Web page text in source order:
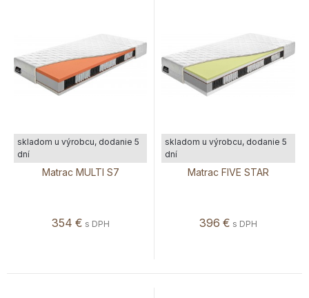
Matrac MULTI S7
skladom u výrobcu, dodanie 5
dní
354 € s DPH
Matrac FIVE STAR
skladom u výrobcu, dodanie 5
dní
396 € s DPH